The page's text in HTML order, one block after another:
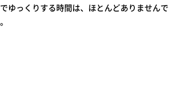
ゆっくりする時間は、ほとんどありませんで